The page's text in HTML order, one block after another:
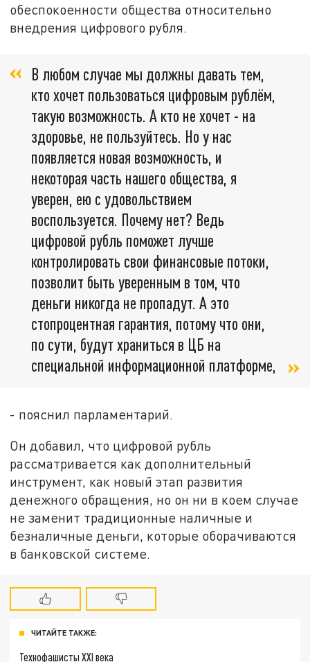
обеспокоенности общества относительно
внедрения цифрового рубля.
В любом случае мы должны давать тем,
кто хочет пользоваться цифровым рублём,
такую возможность. А кто не хочет - на
здоровье, не пользуйтесь. Но у нас
появляется новая возможность, и
некоторая часть нашего общества, я
уверен, ею с удовольствием
воспользуется. Почему нет? Ведь
цифровой рубль поможет лучше
контролировать свои финансовые потоки,
позволит быть уверенным в том, что
деньги никогда не пропадут. А это
стопроцентная гарантия, потому что они,
по сути, будут храниться в ЦБ на
специальной информационной платформе,
- пояснил парламентарий.
Он добавил, что цифровой рубль
рассматривается как дополнительный
инструмент, как новый этап развития
денежного обращения, но он ни в коем случае
не заменит традиционные наличные и
безналичные деньги, которые оборачиваются
в банковской системе.
ЧИТАЙТЕ ТАКЖЕ:
Технофашисты XXI века